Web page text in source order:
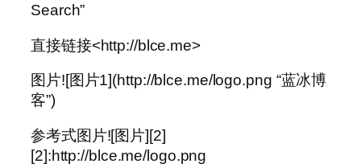
Search”
直接链接<http://blce.me>
图片![图片1](http://blce.me/logo.png “蓝冰博
客”)
参考式图片![图片][2]
[2]:http://blce.me/logo.png